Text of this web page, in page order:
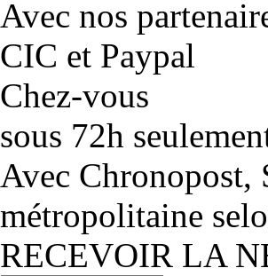
Avec nos
CIC et Paypal
Chez-vous
sous 72h
Avec Chronopost,
métropolitaine
RECEVOIR LA